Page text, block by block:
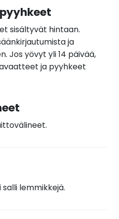
sisältyvät hintaan.
ja
Jos yövyt yli 14 päivää,
ja pyyhkeet
lemmikkejä.